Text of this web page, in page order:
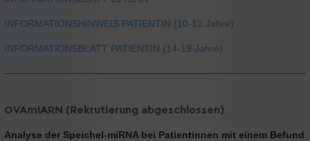
INFORMATIONSHINWEIS PATIENTIN (10-13 Jahre)
INFORMATIONSBLATT PATIENTIN (14-19 Jahre)
OVAmiARN (Rekrutierung abgeschlossen)
Analyse der Speichel-miRNA bei Patientinnen mit einem Befund